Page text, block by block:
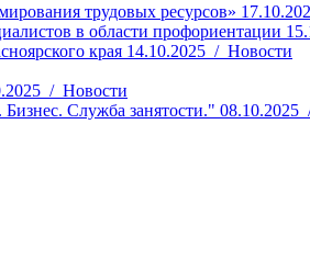
трудовых ресурсов»
в области профориентации
края 14.10.2025 / Новости
/ Новости
Служба занятости." 08.10.2025